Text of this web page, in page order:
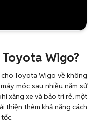
Wigo?
Toyota Wigo về không
móc sau nhiều năm sử
xăng xe và bảo trì rẻ, một
thiện thêm khả năng cách